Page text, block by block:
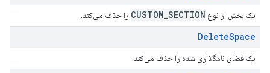
یک بخش از نوع CUSTOM SECTION را حذف می‌کند.
DeleteSpace
یک فضای نامگذاری شده را حذف می‌کند.